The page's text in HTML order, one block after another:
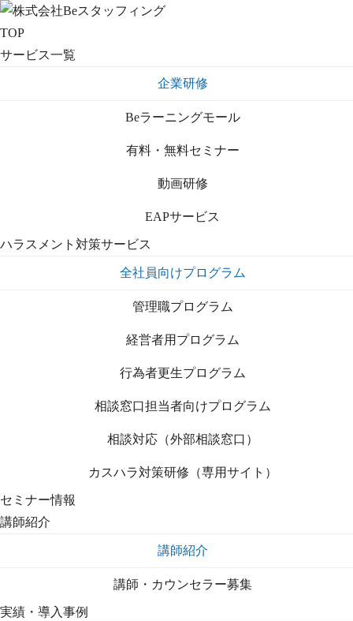
TOP
サービス一覧
企業研修
Beラーニングモール
有料・無料セミナー
動画研修
EAPサービス
ハラスメント対策サービス
全社員向けプログラム
管理職プログラム
経営者用プログラム
行為者更生プログラム
相談窓口担当者向けプログラム
相談対応（外部相談窓口）
カスハラ対策研修（専用サイト）
セミナー情報
講師紹介
講師紹介
講師・カウンセラー募集
実績・導入事例